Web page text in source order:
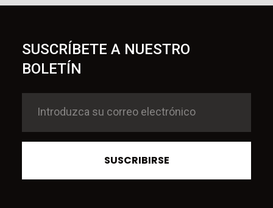
SUSCRÍBETE A NUESTRO
BOLETÍN
SUSCRIBIRSE